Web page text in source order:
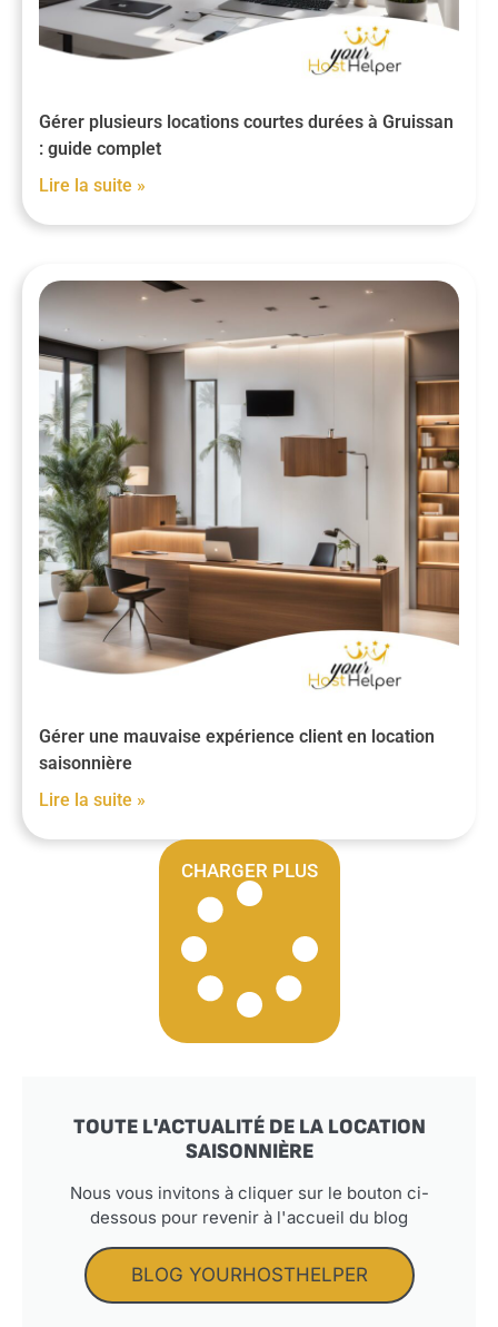
Gérer plusieurs locations courtes durées à Gruissan
: guide complet
Lire la suite »
Gérer une mauvaise expérience client en location
saisonnière
Lire la suite »
CHARGER PLUS
TOUTE L'ACTUALITÉ DE LA LOCATION
SAISONNIÈRE
Nous vous invitons à cliquer sur le bouton ci-
dessous pour revenir à l'accueil du blog
BLOG YOURHOSTHELPER